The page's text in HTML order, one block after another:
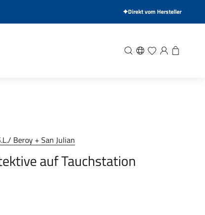
Direkt vom Hersteller
Suche Wunschliste
Anmelden
Beroy + San Julian
auf Tauchstation